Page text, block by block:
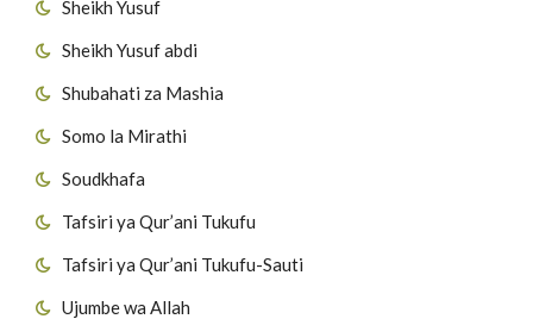
Sheikh Yusuf
Sheikh Yusuf abdi
Shubahati za Mashia
Somo la Mirathi
Soudkhafa
Tafsiri ya Qur’ani Tukufu
Tafsiri ya Qur’ani Tukufu-Sauti
Ujumbe wa Allah